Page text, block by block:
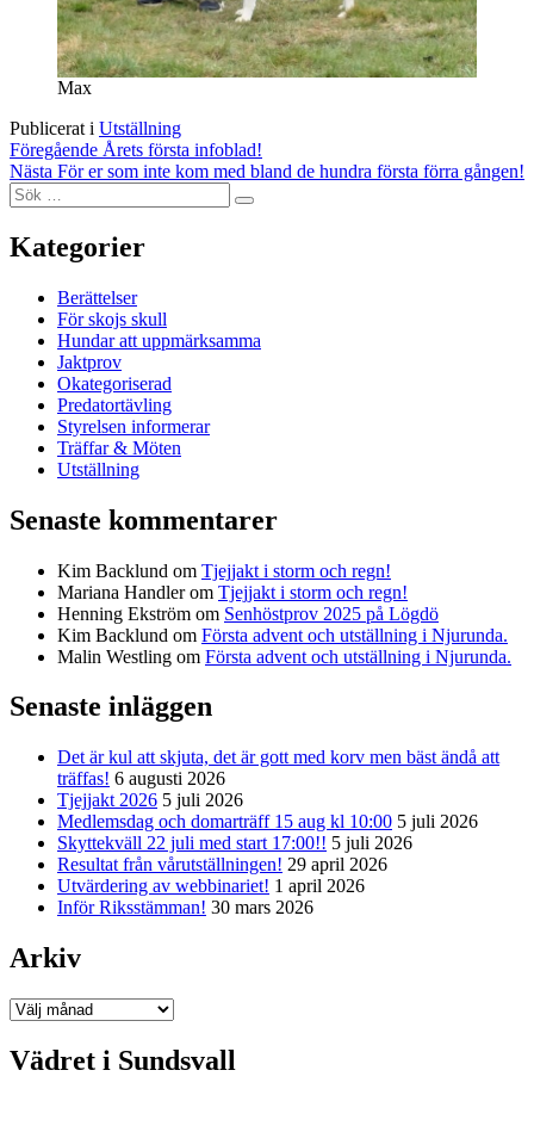
Max
Publicerat i Utställning
Inläggsnavigering
Föregående Årets första infoblad!
Nästa För er som inte kom med bland de hundra första förra gången!
Sök
efter:
Sök
Kategorier
Berättelser
För skojs skull
Hundar att uppmärksamma
Jaktprov
Okategoriserad
Predatortävling
Styrelsen informerar
Träffar & Möten
Utställning
Senaste kommentarer
Kim Backlund om Tjejjakt i storm och regn!
Mariana Handlerom Tjejjakt i storm och regn!
Henning Ekström om Senhöstprov 2025 på Lögdö
Kim Backlund om Första advent och utställning i Njurunda.
Malin Westling om Första advent och utställning i Njurunda.
Senaste inläggen
Det är kul att skjuta, det är gott med korv men bäst ändå att
träffas! 6 augusti 2026
Tjejjakt 2026 5 juli 2026
Medlemsdag och domarträff 15 aug kl 10:00 5 juli 2026
Skyttekväll 22 juli med start 17:00!! 5 juli 2026
Resultat från vårutställningen! 29 april 2026
Utvärdering av webbinariet! 1 april 2026
Inför Riksstämman! 30 mars 2026
Arkiv
Arkiv
Vädret i Sundsvall